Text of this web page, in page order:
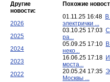
Другие
новости:
2026
2025
2024
2023
2022
Похожие
01.11.25 16:48
электрички ...
03.10.25 17:03 С
ра...
05.09.25 17:10
неко...
16.06.25 17:18
моста...
20.05.24 17:35
Москвы ...